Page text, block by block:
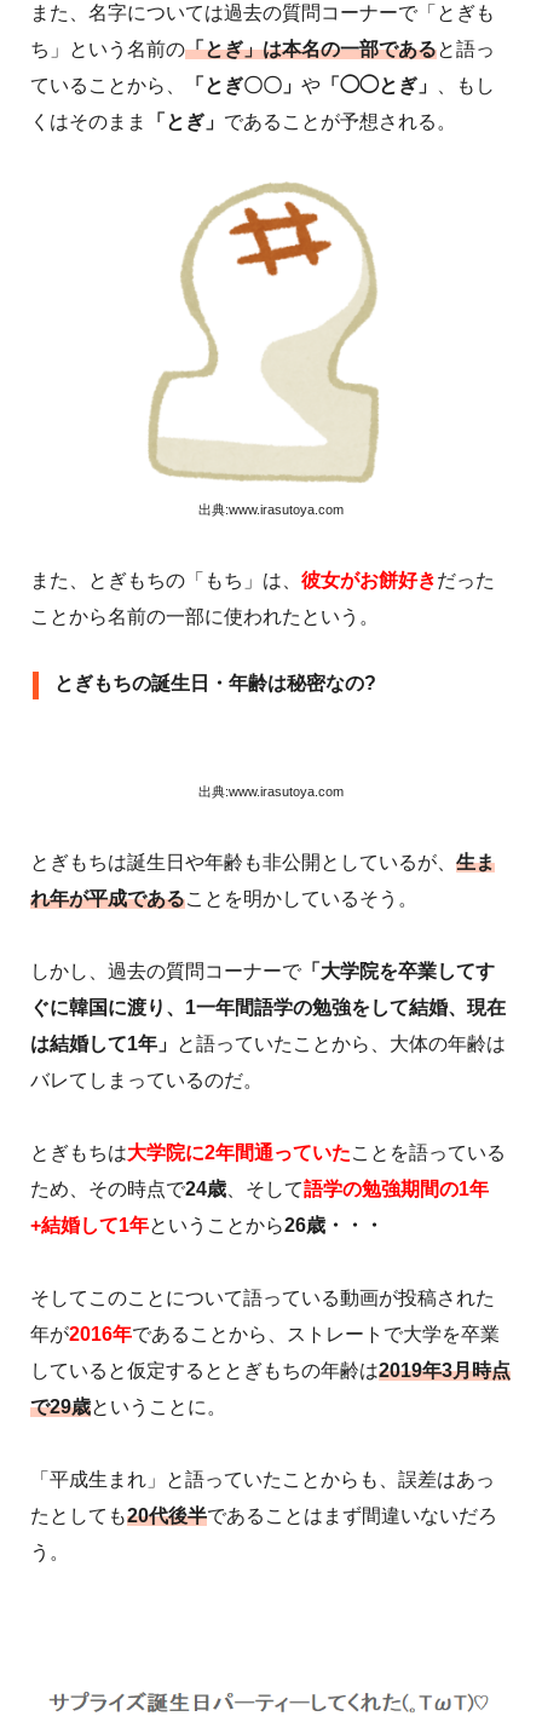
また、名字については過去の質問コーナーで「とぎも
ち」という名前の「とぎ」は本名の一部であると語っ
ていることから、
「とぎ〇〇」 や 「◯◯とぎ」
、もし
くはそのまま
「とぎ」 であることが予想される。
出典:www.irasutoya.com
また、とぎもちの「もち」は、 彼女がお餅好きだった
ことから名前の一部に使われたという。
とぎもちの誕生日・年齢は秘密なの?
出典:www.irasutoya.com
とぎもちは誕生日や年齢も非公開としているが、 生ま
れ年が平成であることを明かしているそう。
しかし、過去の質問コーナーで 「大学院を卒業してす
ぐに韓国に渡り、1一年間語学の勉強をして結婚、現在
は結婚して1年」 と語っていたことから、大体の年齢は
バレてしまっているのだ。
とぎもちは大学院に2年間通っていたことを語っている
ため、その時点で24歳 、そして語学の勉強期間の1年
+結婚して1年ということから26歳・・・
そしてこのことについて語っている動画が投稿された
年が2016年であることから、ストレートで大学を卒業
していると仮定するととぎもちの年齢は2019年3月時点
で29歳ということに。
「平成生まれ」と語っていたことからも、誤差はあっ
たとしても20代後半であることはまず間違いないだろ
う。